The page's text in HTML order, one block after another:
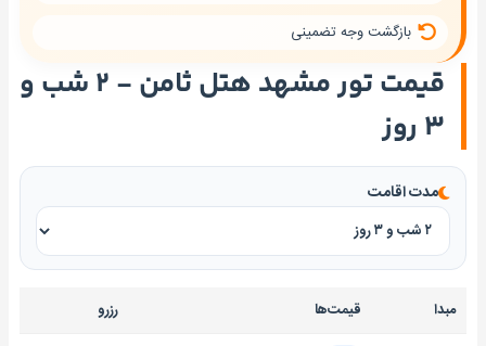
قیمت تور مشهد هتل ثامن - ۲ شب و
۳ روز
مدت اقامت
مبدا قیمت‌ها رزرو
بازگشت وجه تضمینی